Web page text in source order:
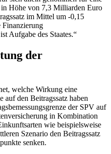
in Höhe von 7,3 Milliarden Euro
im Mittel um -0,15
Finanzierung
Aufgabe des Staates.“
der
welche Wirkung eine
auf den Beitragssatz haben
der SPV auf
in Kombination
wie beispielsweise
Szenario den Beitragssatz
senken.